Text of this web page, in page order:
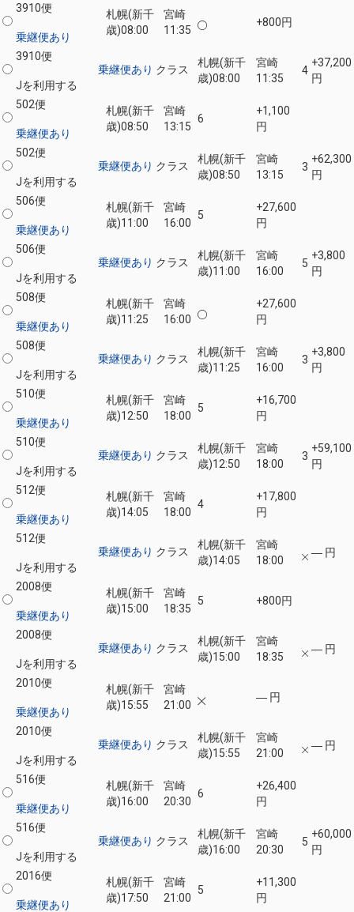
3910便
乗継便あり
札幌(新千
歳)08:00
宮崎
11:35
+800円
3910便
乗継便あり クラス
Jを利用する
札幌(新千
歳)08:00
宮崎
11:35
4
+37,200
円
502便
乗継便あり
札幌(新千
歳)08:50
宮崎
13:15
6
+1,100
円
502便
乗継便あり クラス
Jを利用する
札幌(新千
歳)08:50
宮崎
13:15
3
+62,300
円
506便
乗継便あり
札幌(新千
歳)11:00
宮崎
16:00
5
+27,600
円
506便
乗継便あり クラス
Jを利用する
札幌(新千
歳)11:00
宮崎
16:00
5
+3,800
円
508便
乗継便あり
札幌(新千
歳)11:25
宮崎
16:00
+27,600
円
508便
乗継便あり クラス
Jを利用する
札幌(新千
歳)11:25
宮崎
16:00
3
+3,800
円
510便
乗継便あり
札幌(新千
歳)12:50
宮崎
18:00
5
+16,700
円
510便
乗継便あり クラス
Jを利用する
札幌(新千
歳)12:50
宮崎
18:00
3
+59,100
円
512便
乗継便あり
札幌(新千
歳)14:05
宮崎
18:00
4
+17,800
円
512便
乗継便あり クラス
Jを利用する
札幌(新千
歳)14:05
宮崎
18:00
― 円
2008便
乗継便あり
札幌(新千
歳)15:00
宮崎
18:35
5 +800円
2008便
乗継便あり クラス
Jを利用する
札幌(新千
歳)15:00
宮崎
18:35
― 円
2010便
乗継便あり
札幌(新千
歳)15:55
宮崎
21:00
― 円
2010便
乗継便あり クラス
Jを利用する
札幌(新千
歳)15:55
宮崎
21:00
― 円
516便
乗継便あり
札幌(新千
歳)16:00
宮崎
20:30
6
+26,400
円
516便
乗継便あり クラス
Jを利用する
札幌(新千
歳)16:00
宮崎
20:30
5
+60,000
円
2016便
乗継便あり
札幌(新千
歳)17:50
宮崎
21:00
5
+11,300
円